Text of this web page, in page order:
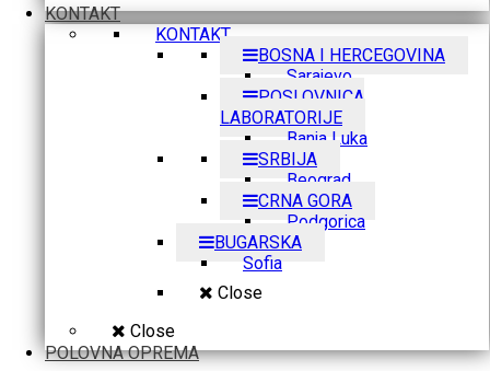
KONTAKT
KONTAKT
BOSNA I HERCEGOVINA
Sarajevo
POSLOVNICA
LABORATORIJE
Banja Luka
SRBIJA
Beograd
CRNA GORA
Podgorica
BUGARSKA
Sofia
Close
Close
POLOVNA OPREMA